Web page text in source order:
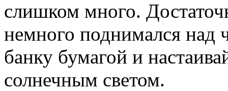
слишком много.
немного поднимался над
банку бумагой и
солнечным светом.